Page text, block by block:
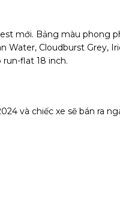
mới. Bảng màu phong
Water, Cloudburst
flat 18 inch.
và chiếc xe sẽ bán ra